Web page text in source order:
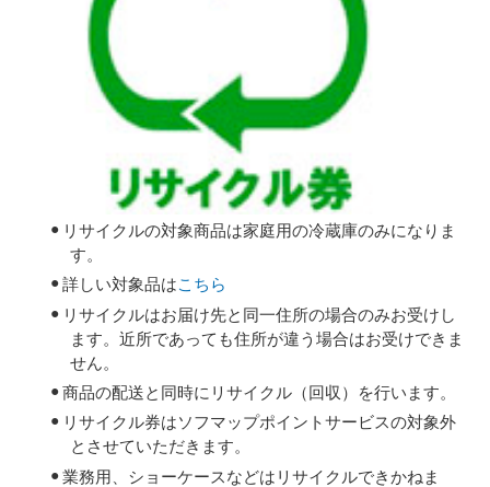
リサイクルの対象商品は家庭用の冷蔵庫のみになりま
す。
詳しい対象品はこちら
リサイクルはお届け先と同一住所の場合のみお受けし
ます。近所であっても住所が違う場合はお受けできま
せん。
商品の配送と同時にリサイクル（回収）を行います。
リサイクル券はソフマップポイントサービスの対象外
とさせていただきます。
業務用、ショーケースなどはリサイクルできかねま